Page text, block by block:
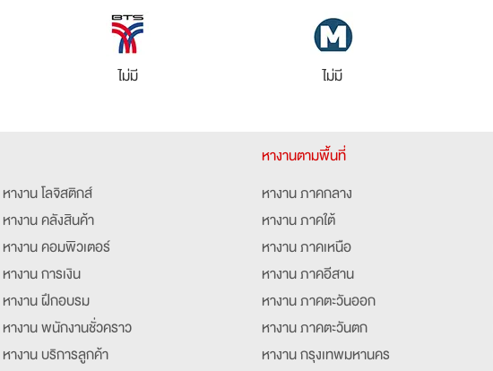
ไม่มี ไม่มี
หางาน โลจิสติกส์
หางาน คลังสินค้า
หางาน คอมพิวเตอร์
หางาน การเงิน
หางาน ฝึกอบรม
หางาน พนักงานชั่วคราว
หางาน บริการลูกค้า
หางานตามพื้นที่
หางาน ภาคกลาง
หางาน ภาคใต้
หางาน ภาคเหนือ
หางาน ภาคอีสาน
หางาน ภาคตะวันออก
หางาน ภาคตะวันตก
หางาน กรุงเทพมหานคร